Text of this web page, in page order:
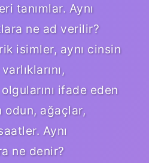
tanımlar. Aynı
ne ad verilir?
isimler, aynı cinsin
ifade eden
odun, ağaçlar,
Aynı
ne denir?